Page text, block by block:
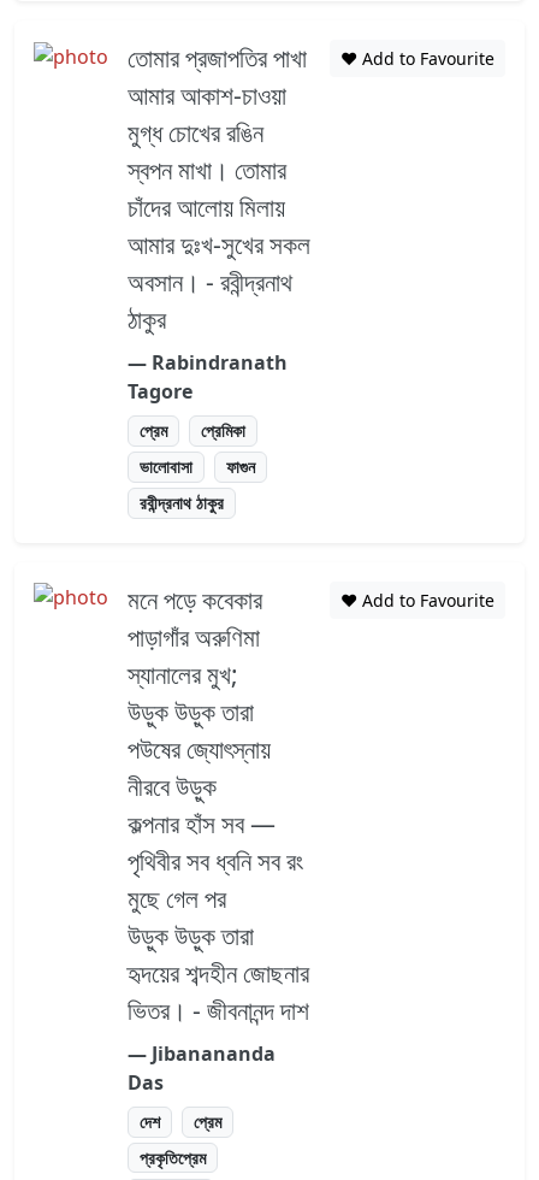
তোমার প্রজাপতির পাখা
আমার আকাশ-চাওয়া
মুগ্ধ চোখের রঙিন
স্বপন মাখা। তোমার
চাঁদের আলোয় মিলায়
আমার দুঃখ-সুখের সকল
অবসান। - রবীন্দ্রনাথ
ঠাকুর
― Rabindranath
Tagore
প্রেম
প্রেমিকা
ভালোবাসা
ফাগুন
রবীন্দ্রনাথ ঠাকুর
❤️ Add to Favourite
মনে পড়ে কবেকার
পাড়াগাঁর অরুণিমা
স্যানালের মুখ;
উড়ুক উড়ুক তারা
পউষের জ্যোৎস্নায়
নীরবে উড়ুক
কল্পনার হাঁস সব —
পৃথিবীর সব ধ্বনি সব রং
মুছে গেল পর
উড়ুক উড়ুক তারা
হৃদয়ের শব্দহীন জোছনার
ভিতর। - জীবনানন্দ দাশ
― Jibanananda
Das
দেশ
প্রেম
প্রকৃতিপ্রেম
❤️ Add to Favourite